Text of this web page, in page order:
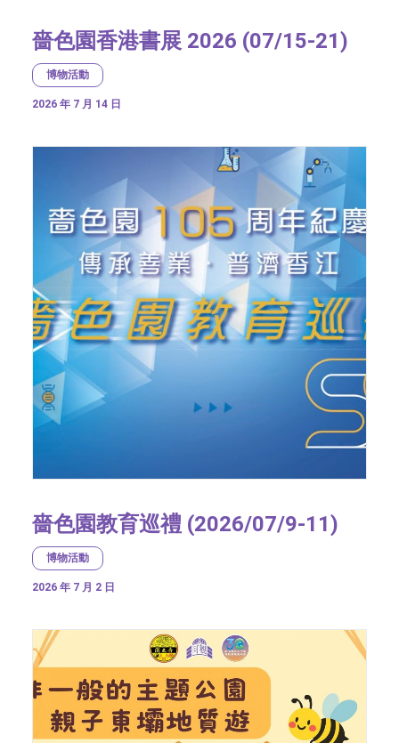
嗇色園香港書展 2026 (07/15-21)
博物活動
2026 年 7 月 14 日
嗇色園教育巡禮 (2026/07/9-11)
博物活動
2026 年 7 月 2 日